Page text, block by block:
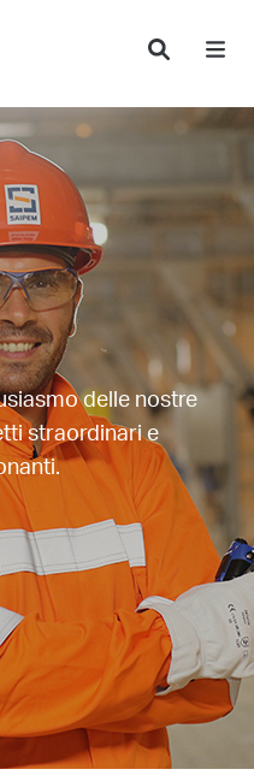
delle nostre
straordinari e